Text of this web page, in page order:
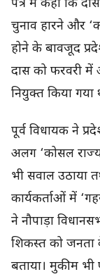
पत्र में कहा कि
चुनाव हारने और
होने के बावजूद
दास को फरवरी में
नियुक्त किया गया
पूर्व विधायक ने
अलग ‘कोसल
भी सवाल उठाया
कार्यकर्ताओं में
ने नौपाड़ा
शिकस्त को
बताया। मुकीम